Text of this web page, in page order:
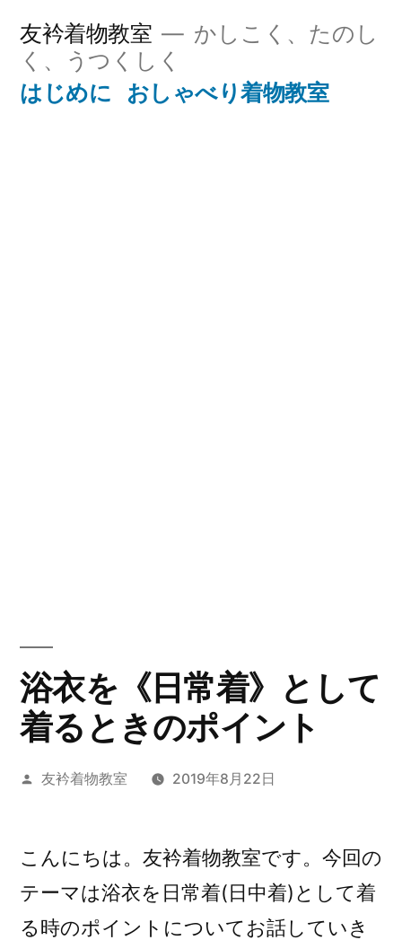
友衿着物教室
かしこく、たのし
く、うつくしく
はじめに
おしゃべり着物教室
浴衣を《日常着》として
着るときのポイント
投
友衿着物教室 2019年8月22日
こんにちは。友衿着物教室です。今回の
テーマは浴衣を日常着(日中着)として着
る時のポイントについてお話していき